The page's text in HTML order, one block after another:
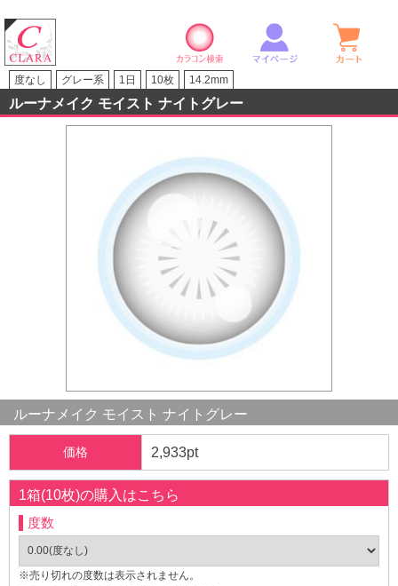
カラコン検索 マイページ
度なし グレー系 1日 10枚 14.2mm
ルーナメイク モイスト ナイトグレー
ルーナメイク モイスト ナイトグレー
価格 2,933pt
1箱(10枚)の購入はこちら
度数
※売り切れの度数は表示されません。